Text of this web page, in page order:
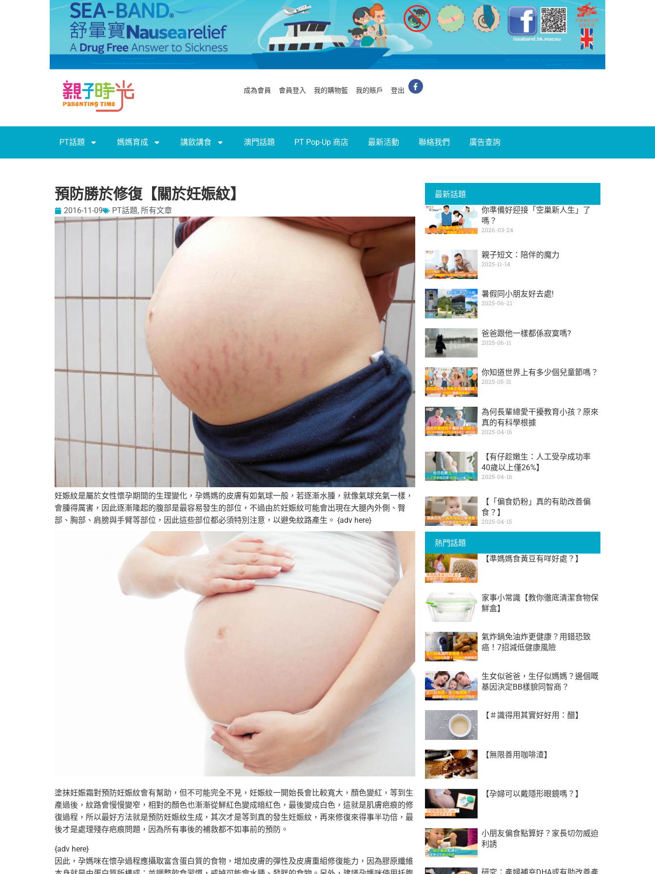
成為會員 會員登入 我的購物籃 我的賬戶 登出
PT話題 媽媽育成 講飲講食 澳門話題 PT Pop-Up 商店 最新活動 聯絡我們 廣告查詢
預防勝於修復【關於妊娠紋】
2016-11-09 PT話題, 所有文章
妊娠紋是屬於女性懷孕期間的生理變化，孕媽媽的皮膚有如氣球一般，若逐漸水腫，就像氣球充氣一樣，
會腫得厲害，因此逐漸隆起的腹部是最容易發生的部位，不過由於妊娠紋可能會出現在大腿內外側、臀
部、胸部、肩膀與手臂等部位，因此這些部位都必須特別注意，以避免紋路產生。 {adv here}
塗抹妊娠霜對預防妊娠紋會有幫助，但不可能完全不見， 妊娠紋一開始長會比較寬大，顏色變紅，等到生
產過後， 紋路會慢慢變窄，相對的顏色也漸漸從鮮紅色變成暗紅色， 最後變成白色，這就是肌膚疤痕的修
復過程， 所以最好方法就是預防妊娠紋生成，其次才是等到真的發生妊娠紋， 再來修復來得事半功倍，最
後才是處理殘存疤痕問題， 因為所有事後的補救都不如事前的預防。
{adv here}
因此，孕媽咪在懷孕過程應攝取富含蛋白質的食物， 增加皮膚的彈性及皮膚重組修復能力， 因為膠原纖維
最新話題
你準備好迎接「空巢新人生」了
嗎？
2026-03-24
親子短文：陪伴的魔力
2025-11-14
暑假同小朋友好去處!
2025-06-21
爸爸跟他一樣都係寂寞嗎?
2025-06-11
你知道世界上有多少個兒童節嗎？
2025-05-31
為何長輩總愛干擾教育小孩？原來
真的有科學根據
2025-04-16
【有仔趁嫩生：人工受孕成功率
40歲以上僅26%】
2025-04-16
【「偏食奶粉」真的有助改善偏
食？】
2025-04-15
熱門話題
【準媽媽食黃豆有咩好處？】
家事小常識【教你徹底清潔食物保
鮮盒】
氣炸鍋免油炸更健康？用錯恐致
癌！7招減低健康風險
生女似爸爸，生仔似媽媽？邊個嘅
基因決定BB樣貌同智商？
【‪＃‎識得用其實好好用‬：醋】
【無限善用咖啡渣】
【孕婦可以戴隱形眼鏡嗎？】
小朋友偏食點算好？家長切勿威迫
利誘